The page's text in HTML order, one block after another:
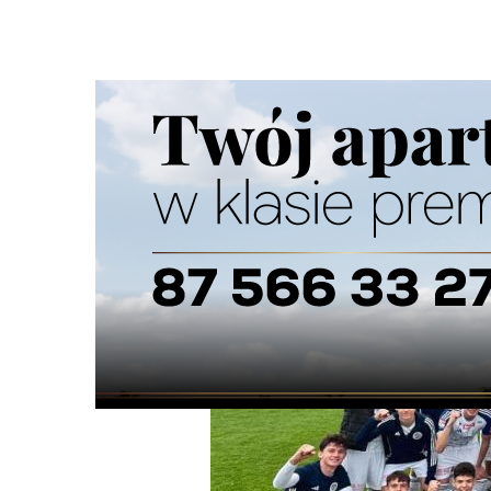
Ścieżka
nawigacyjna
Strona główna
14/05/2026 /0 Komentarzy
Trzy punkty Wigier z Olimpią Elbląg